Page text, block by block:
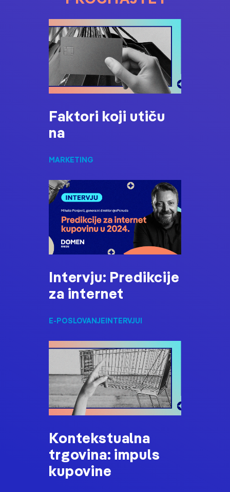
Faktori koji utiču
na
MARKETING
Intervju: Predikcije
za internet
E-POSLOVANJEINTERVJUI
Kontekstualna
trgovina: impuls
kupovine